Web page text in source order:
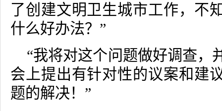
了创建文明卫生城市工作，不
什么好办法？”
“我将对这个问题做好调查，
会上提出有针对性的议案和建
题的解决！”